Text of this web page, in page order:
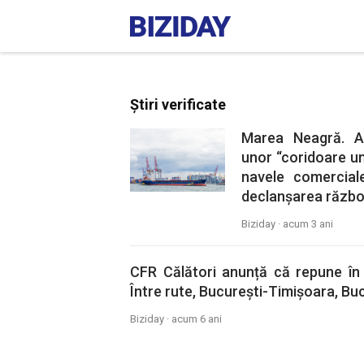
Știri verificate
Marea Neagră.
unor “coridoare
navele
declanșarea
Biziday · acum 3 ani
CFR Călători anunță că repune
Între rute, București-Timișoara,
Biziday · acum 6 ani